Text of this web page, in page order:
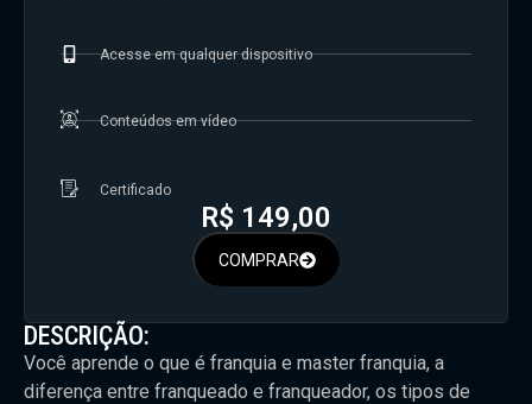
DESCRIÇÃO:
Você aprende o que é franquia e master franquia, a
diferença entre franqueado e franqueador, os tipos de
Acesse em qualquer dispositivo
Conteúdos em vídeo
Certificado
R$ 149,00
COMPRAR